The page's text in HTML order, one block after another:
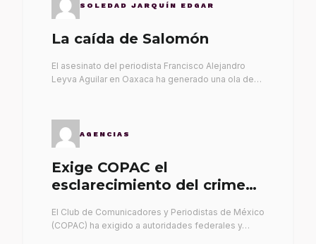
SOLEDAD JARQUÍN EDGAR
La caída de Salomón
El asesinato del periodista Francisco Alejandro
Leyva Aguilar en Oaxaca ha generado una ola de…
AGENCIAS
Exige COPAC el
esclarecimiento del crimen
El Club de Comunicadores y Periodistas de México
(COPAC) ha exigido a autoridades federales y…